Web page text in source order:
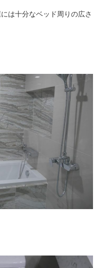
は十分なベッド周りの広さ